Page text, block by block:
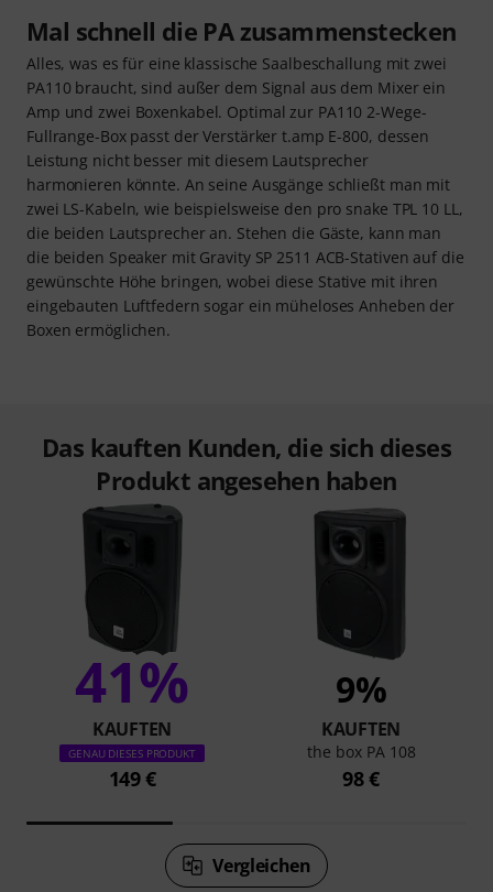
Mal schnell die PA zusammenstecken
Alles, was es für eine klassische Saalbeschallung mit zwei
PA110 braucht, sind außer dem Signal aus dem Mixer ein
Amp und zwei Boxenkabel. Optimal zur PA110 2-Wege-
Fullrange-Box passt der Verstärker t.amp E-800, dessen
Leistung nicht besser mit diesem Lautsprecher
harmonieren könnte. An seine Ausgänge schließt man mit
zwei LS-Kabeln, wie beispielsweise den pro snake TPL 10 LL,
die beiden Lautsprecher an. Stehen die Gäste, kann man
die beiden Speaker mit Gravity SP 2511 ACB-Stativen auf die
gewünschte Höhe bringen, wobei diese Stative mit ihren
eingebauten Luftfedern sogar ein müheloses Anheben der
Boxen ermöglichen.
Das kauften Kunden, die sich dieses
Produkt angesehen haben
41%
KAUFTEN
GENAU DIESES PRODUKT
149 €
9%
KAUFTEN
the box PA 108
98 €
Vergleichen